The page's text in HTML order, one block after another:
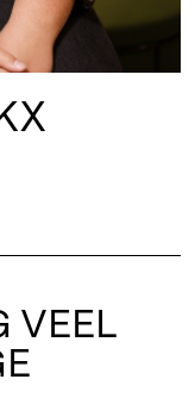
VEEL